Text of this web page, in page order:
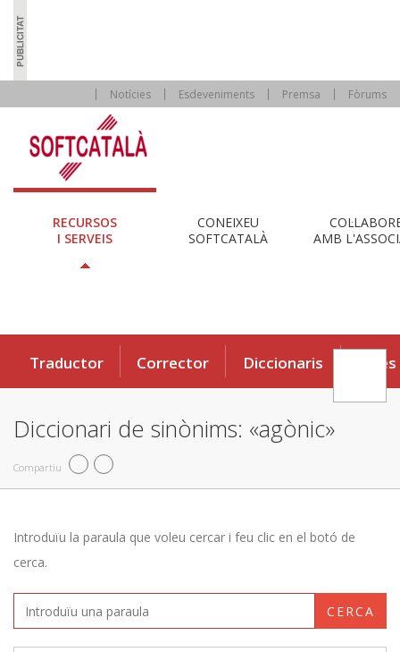
Notícies Esdeveniments Premsa Fòrums
RECURSOS
I SERVEIS
CONEIXEU
SOFTCATALÀ
AMB
Traductor Corrector Diccionaris Eines
Diccionari de sinònims: «agònic»
Compartiu
Introduïu la paraula que voleu cercar i feu clic en el botó de
cerca.
CERCA